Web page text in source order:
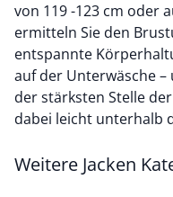
von 119 -123 cm oder
ermitteln Sie den
entspannte
auf der Unterwäsche
der stärksten Stelle
dabei leicht unterhalb
Weitere Jacken